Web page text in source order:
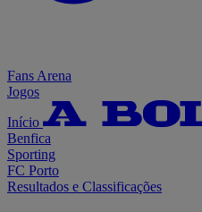
Fans Arena
Jogos
Início
Benfica
Sporting
FC Porto
Resultados e Classificações